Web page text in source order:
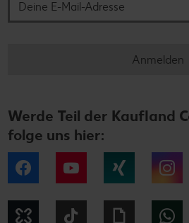
Anmelden
Werde Teil der Kaufland
folge uns hier:
Facebook YouTube
Kununu Giphy